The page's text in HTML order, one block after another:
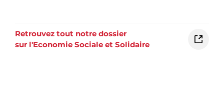
Retrouvez tout notre dossier
sur l'Economie Sociale et Solidaire